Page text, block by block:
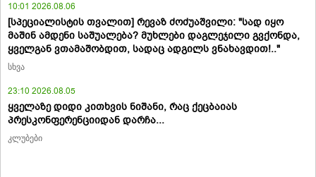
10:01 2026.08.06
[სპეციალისტის თვალით] რევაზ ძოძუაშვილი: "სად იყო
მაშინ ამდენი საშუალება? მუხლები დაგლეჯილი გვქონდა,
ყველგან ვთამაშობდით, სადაც ადგილს ვნახავდით!.."
სხვა
23:10 2026.08.05
ყველაზე დიდი კითხვის ნიშანი, რაც ქეცბაიას
პრესკონფერენციიდან დარჩა...
კლუბები